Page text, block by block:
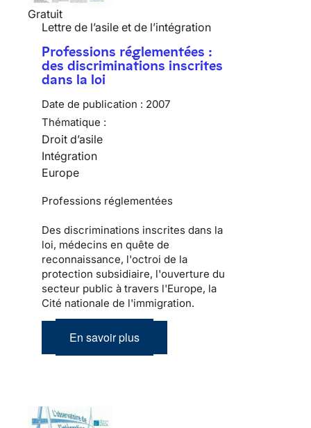
Gratuit
Lettre de l’asile et de l’intégration
Professions réglementées :
des discriminations inscrites
dans la loi
Date de publication : 2007
Thématique :
Droit d’asile
Intégration
Europe
Professions réglementées
Des discriminations inscrites dans la
loi, médecins en quête de
reconnaissance, l'octroi de la
protection subsidiaire, l'ouverture du
secteur public à travers l'Europe, la
Cité nationale de l'immigration.
En savoir plus